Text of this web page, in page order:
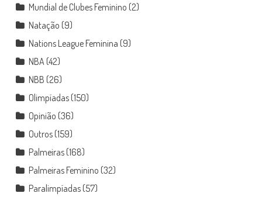
Mundial de Clubes Feminino (2)
Natação (9)
Nations League Feminina (9)
NBA(42)
NBB (26)
Olimpíadas(150)
Opinião (36)
Outros(159)
Palmeiras(168)
Palmeiras Feminino (32)
Paralimpíadas(57)